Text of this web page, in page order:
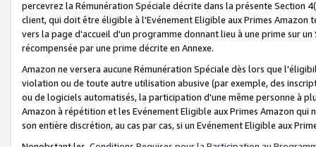
percevrez la Rémunération Spéciale décrite dans la présente Section
client, qui doit être éligible à l'Evénement Eligible aux Primes Amazon
vers la page d'accueil d'un programme donnant lieu à une prime sur
récompensée par une prime décrite en Annexe.
Amazon ne versera aucune Rémunération Spéciale dès lors que
violation ou de toute autre utilisation abusive (par exemple, des
ou de logiciels automatisés, la participation d'une même personne à
Amazon à répétition et les Evénement Eligible aux Primes Amazon qui
son entière discrétion, au cas par cas, si un Evénement Eligible aux